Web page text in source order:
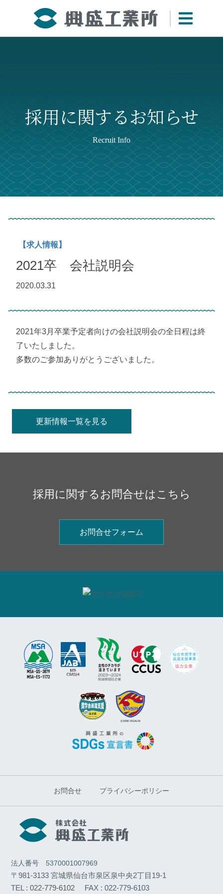
採用に関するお知らせ
Recruit Info
【求人情報】
2021卒 会社説明会
2020.03.31
2021年3月卒業予定者向けの会社説明会の全日程は終
了いたしました。
多数のご参加ありがとうございました。
更新情報一覧を見る
採用に関するお問合せはこちら
お問合せフォーム
法人番号 5370001007969
〒981-3133 宮城県仙台市泉区泉中央2丁目19-1
TEL :022-779-6102 FAX : 022-779-6103
お問合せ プライバシーポリシー